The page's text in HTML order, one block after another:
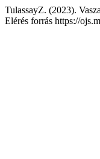
TulassayZ. (2023).
Elérés forrás https://